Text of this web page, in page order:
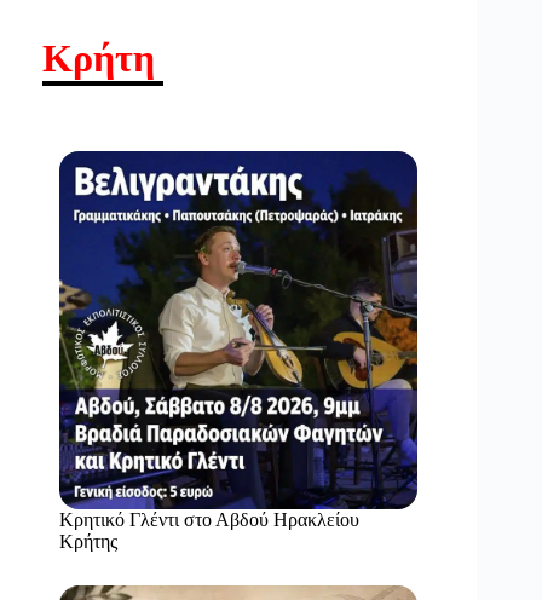
Κρήτη
Κρητικό Γλέντι στο Αβδού Ηρακλείου
Κρήτης